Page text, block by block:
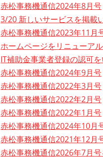
赤松事務機通信2024年8月号
3/20 新しいサービスを掲載
赤松事務機通信2023年11月
ホームページをリニューアル
IT補助金事業者登録の認可
赤松事務機通信2024年9月号
赤松事務機通信2022年3月号
赤松事務機通信2022年2月号
赤松事務機通信2022年1月号
赤松事務機通信2024年10月
赤松事務機通信2021年12月
赤松事務機通信2026年7月号